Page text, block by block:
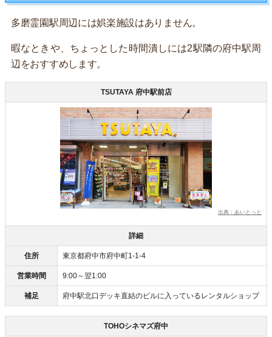
多磨霊園駅周辺には娯楽施設はありません。
暇なときや、ちょっとした時間潰しには2駅隣の府中駅周
辺をおすすめします。
TSUTAYA 府中駅前店
出典：あいとっと
詳細
住所 東京都府中市府中町1-1-4
営業時間 9:00～翌1:00
補足 府中駅北口デッキ直結のビルに入っているレンタルショップ
TOHOシネマズ府中